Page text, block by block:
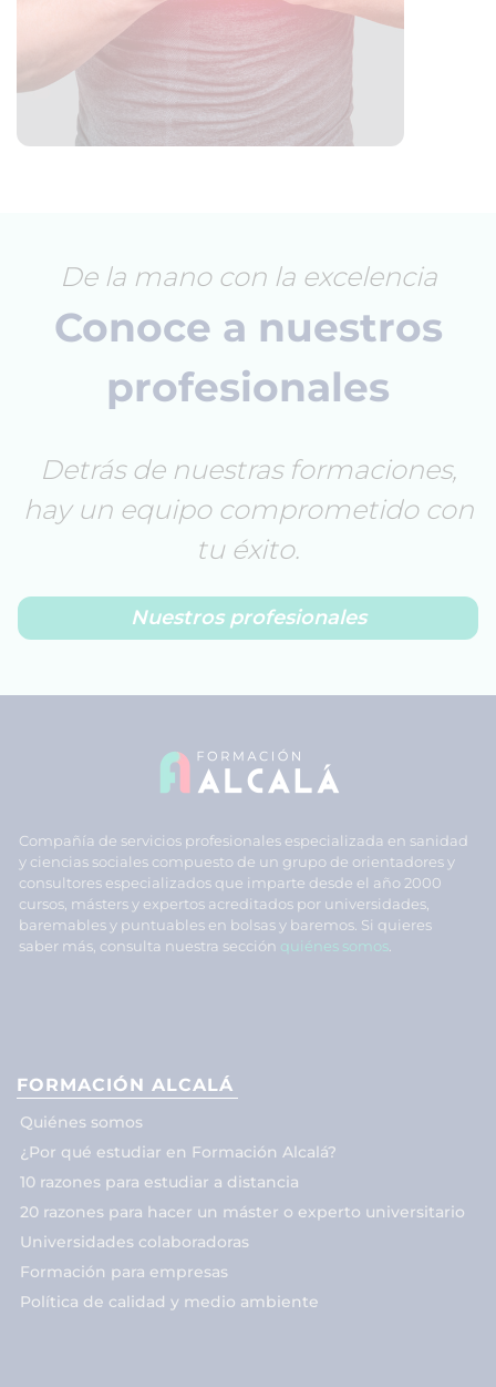
De la mano con la excelencia
Conoce a nuestros
profesionales
Detrás de nuestras formaciones,
hay un equipo comprometido con
tu éxito.
Nuestros profesionales
Compañía de servicios profesionales especializada en sanidad
y ciencias sociales compuesto de un grupo de orientadores y
consultores especializados que imparte desde el año 2000
cursos, másters y expertos acreditados por universidades,
baremables y puntuables en bolsas y baremos. Si quieres
saber más, consulta nuestra sección quiénes somos
FORMACIÓN ALCALÁ
Quiénes somos
¿Por qué estudiar en Formación Alcalá?
10 razones para estudiar a distancia
20 razones para hacer un máster o experto universitario
Universidades colaboradoras
Formación para empresas
Política de calidad y medio ambiente